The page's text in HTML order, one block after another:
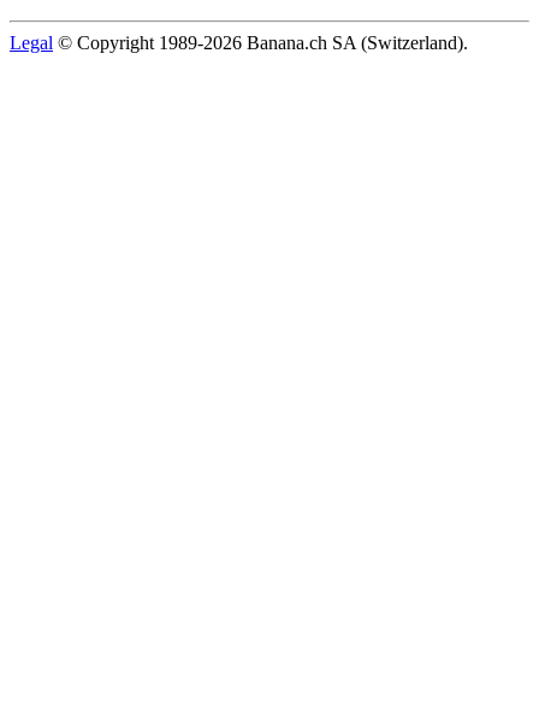
Legal © Copyright 1989-2026 Banana.ch SA (Switzerland).